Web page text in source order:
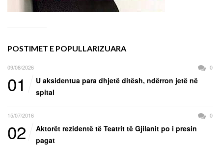
POSTIMET E POPULLARIZUARA
09/08/2026 0
01
U aksidentua para dhjetë ditësh, ndërron jetë në
spital
15/07/2016 0
02
Aktorët rezidentë të Teatrit të Gjilanit po i presin
pagat